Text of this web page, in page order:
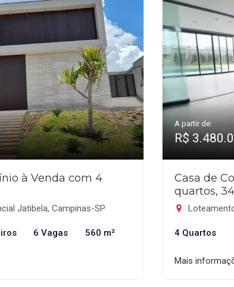
à Venda com 4
Jatibela, Campinas-SP
6 Vagas 560 m²
A partir de:
R$
Casa de
quartos,
4 Quartos
Mais